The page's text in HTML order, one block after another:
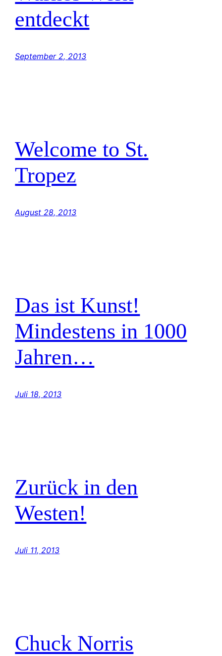
entdeckt
September 2, 2013
Welcome to St.
Tropez
August 28, 2013
Das ist Kunst!
Mindestens in 1000
Jahren…
Juli 18, 2013
Zurück in den
Westen!
Juli 11, 2013
Chuck Norris